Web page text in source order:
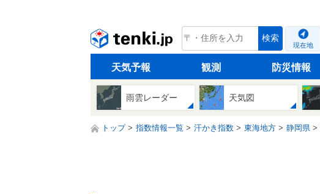
tenki.jp 検索
現在地
天気予報 観測 防災情報
雨雲レーダー 天気図
トップ 指数情報一覧 汗かき指数 東海地方 静岡県